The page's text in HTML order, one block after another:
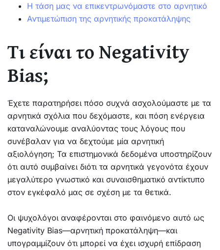
Η τάση μας να επικεντρωνόμαστε στο αρνητικό
Αντιμετώπιση της αρνητικής προκατάληψης
Τι είναι το Negativity
Bias;
Έχετε παρατηρήσει πόσο συχνά ασχολούμαστε με τα
αρνητικά σχόλια που δεχόμαστε, και πόση ενέργεια
καταναλώνουμε αναλύοντας τους λόγους που
συνέβαλαν για να δεχτούμε μία αρνητική
αξιολόγηση; Τα επιστημονικά δεδομένα υποστηρίζουν
ότι αυτό συμβαίνει διότι τα αρνητικά γεγονότα έχουν
μεγαλύτερο γνωστικό και συναισθηματικό αντίκτυπο
στον εγκέφαλό μας σε σχέση με τα θετικά.
Οι ψυχολόγοι αναφέρονται στο φαινόμενο αυτό ως
Negativity Bias—αρνητική προκατάληψη—και
υπογραμμίζουν ότι μπορεί να έχει ισχυρή επίδραση